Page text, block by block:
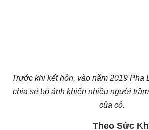
Trước khi kết hôn, vào năm 2019 Pha
chia sẻ bộ ảnh khiến nhiều người
của cô.
Theo Sức